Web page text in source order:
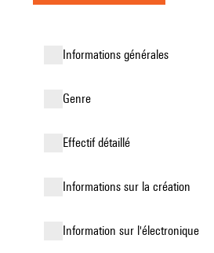
informations générales
genre
effectif détaillé
informations sur la création
Information sur l'électronique